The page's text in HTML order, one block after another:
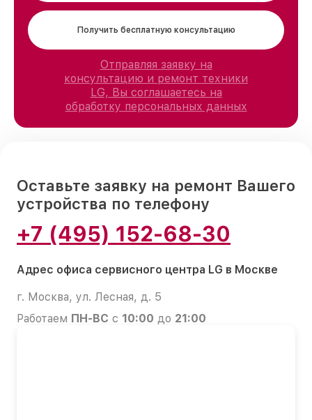
Получить бесплатную консультацию
Отправляя заявку на
консультацию и ремонт техники
LG, Вы соглашаетесь на
обработку персональных данных
Оставьте заявку на ремонт Вашего
устройства по телефону
+7 (495) 152-68-30
Адрес офиса сервисного центра LG в Москве
г. Москва, ул. Лесная, д. 5
Работаем ПН-ВС с 10:00 до 21:00